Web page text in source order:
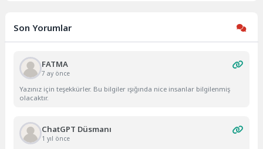
Son Yorumlar
FATMA
7 ay önce
Yazınız için teşekkürler. Bu bilgiler ışığında nice insanlar bilgilenmiş
olacaktır.
ChatGPT Düsmanı
1 yıl önce